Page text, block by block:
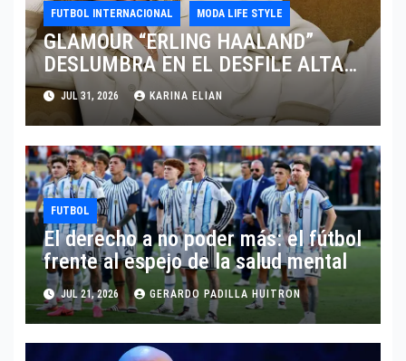
FUTBOL INTERNACIONAL MODA LIFE STYLE
GLAMOUR “ERLING HAALAND”
DESLUMBRA EN EL DESFILE ALTA
SARTORIA DE DOLCE & GABBANA
TRAS EL MUNDIAL 2026
JUL 31, 2026 KARINA ELIAN
FUTBOL
El derecho a no poder más: el fútbol
frente al espejo de la salud mental
JUL 21, 2026 GERARDO PADILLA HUITRON